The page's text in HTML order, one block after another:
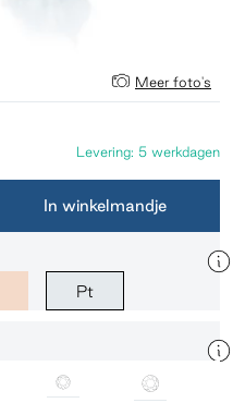
Meer foto's
Levering: 5 werkdagen
In winkelmandje
Pt